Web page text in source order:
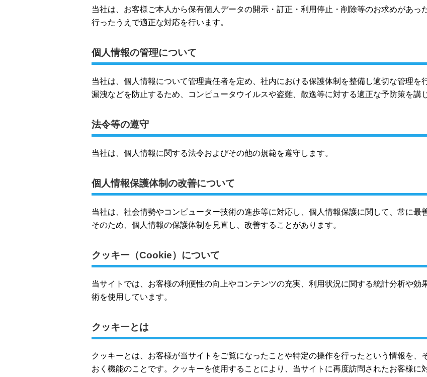
当社は、お客様ご本人から保有個人データの開示・訂正・利用停止・削除等のお求めがあっ
行ったうえで適正な対応を行います。
個人情報の管理について
当社は、個人情報について管理責任者を定め、社内における保護体制を整備し適切な管理を
漏洩などを防止するため、コンピュータウイルスや盗難、散逸等に対する適正な予防策を講
法令等の遵守
当社は、個人情報に関する法令およびその他の規範を遵守します。
個人情報保護体制の改善について
当社は、社会情勢やコンピューター技術の進歩等に対応し、個人情報保護に関して、常に最
そのため、個人情報の保護体制を見直し、改善することがあります。
クッキー（Cookie）について
当サイトでは、お客様の利便性の向上やコンテンツの充実、利用状況に関する統計分析や効
術を使用しています。
クッキーとは
クッキーとは、お客様が当サイトをご覧になったことや特定の操作を行ったという情報を、
おく機能のことです。クッキーを使用することにより、当サイトに再度訪問されたお客様に